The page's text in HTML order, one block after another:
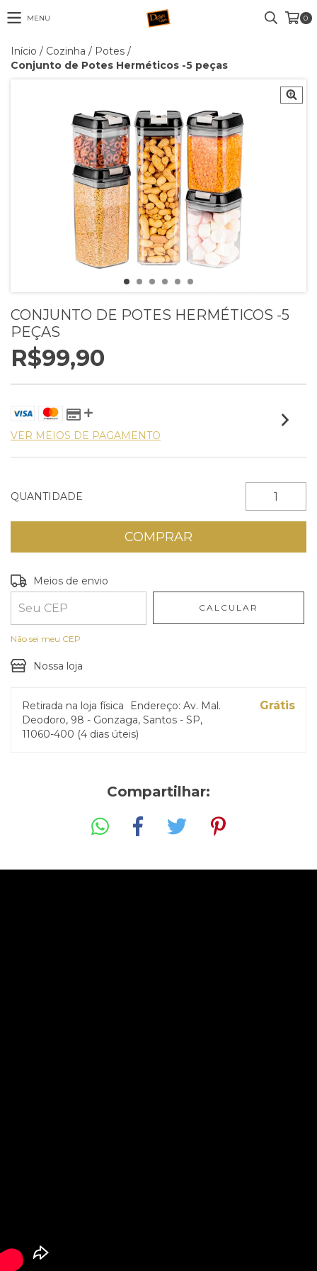
MENU 0
Início / Cozinha / Potes /
Conjunto de Potes Herméticos -5 peças
CONJUNTO DE POTES HERMÉTICOS -5
PEÇAS
R$99,90
VER MEIOS DE PAGAMENTO
QUANTIDADE
Entregas para o CEP:
Meios de envio
CALCULAR
Não sei meu CEP
Nossa loja
Retirada na loja física
Endereço: Av. Mal.
Deodoro, 98 - Gonzaga, Santos - SP,
11060-400 (4 dias úteis)
Grátis
Compartilhar: